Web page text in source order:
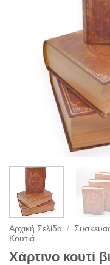
Αρχική Σελίδα /
Κουτιά
Χάρτινο κουτί